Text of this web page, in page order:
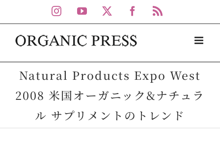
to
content
Instagram
YouTube Facebook
Natural Products Expo West
2008 米国オーガニック&ナチュラ
ル サプリメントのトレンド